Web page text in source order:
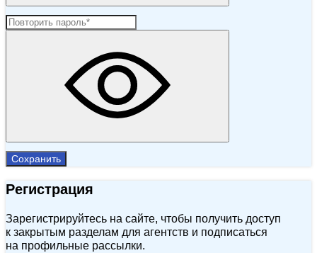
Сохранить
Регистрация
Зарегистрируйтесь на сайте, чтобы получить доступ
к закрытым разделам для агентств и подписаться
на профильные рассылки.